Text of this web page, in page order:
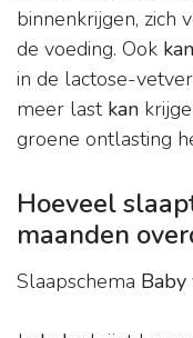
binnenkrijgen, zich
de voeding. Ook kan
in de lactose-
meer last kan
groene ontlasting
Hoeveel
maanden
Slaapschema Baby